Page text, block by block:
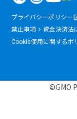
プライバシーポリシー
禁止事項
資金決済法
Cookie使用に関するポ
©GMO